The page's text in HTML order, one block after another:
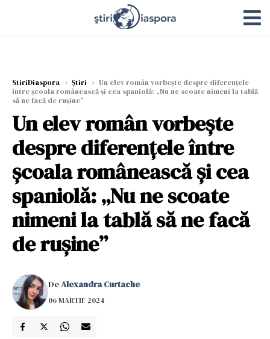
StiriDiaspora › Știri › Un elev român vorbește despre diferențele
între școala românească și cea spaniolă: „Nu ne scoate nimeni la tablă
să ne facă de rușine”
Un elev român vorbește
despre diferențele între
școala românească și cea
spaniolă: „Nu ne scoate
nimeni la tablă să ne facă
de rușine”
DeAlexandra Curtache
06 MARTIE 2024